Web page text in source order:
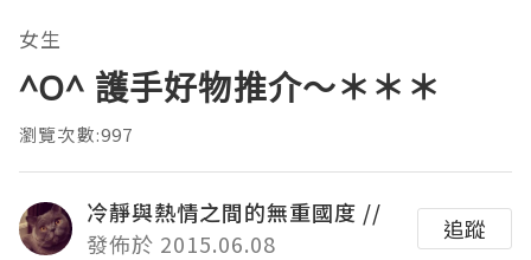
女生
^O^ 護手好物推介～＊＊＊
瀏覽次數:997
冷靜與熱情之間的無重國度 //
發佈於 2015.06.08
追蹤